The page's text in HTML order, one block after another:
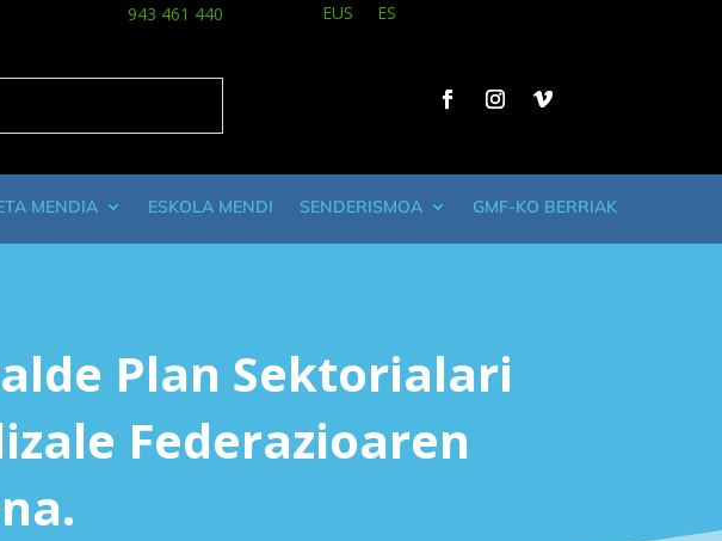
943 461 440 EUS ES
MENDIA ESKOLA MENDI SENDERISMOA GMF-KO BERRIAK
Plan Sektorialari
Federazioaren